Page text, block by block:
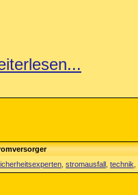
stromausfall technik